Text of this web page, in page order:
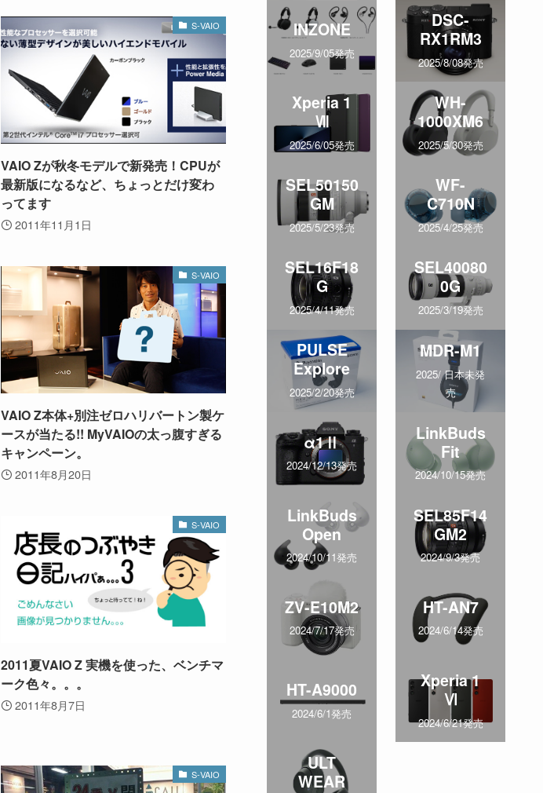
S-VAIO
VAIO Zが秋冬モデルで新発売！CPUが
最新版になるなど、ちょっとだけ変わ
ってます
2011年11月1日
S-VAIO
VAIO Z本体+別注ゼロハリバートン製ケ
ースが当たる!! MyVAIOの太っ腹すぎる
キャンペーン。
2011年8月20日
S-VAIO
2011夏VAIO Z 実機を使った、ベンチマ
ーク色々。。。
2011年8月7日
S-VAIO
INZONE
2025/9/05発売
DSC-
RX1RM3
2025/8/08発売
Xperia 1
Ⅶ
2025/6/05発売
WH-
1000XM6
2025/5/30発売
SEL50150
GM
2025/5/23発売
WF-
C710N
2025/4/25発売
SEL16F18
G
2025/4/11発売
SEL40080
0G
2025/3/19発売
PULSE
Explore
2025/2/20発売
MDR-M1
2025/ 日本未発
売
α1Ⅱ
2024/12/13発売
LinkBuds
Fit
2024/10/15発売
LinkBuds
Open
2024/10/11発売
SEL85F14
GM2
2024/9/3発売
ZV-E10M2
2024/7/17発売
HT-AN7
2024/6/14発売
HT-A9000
2024/6/1発売
Xperia 1
Ⅵ
2024/6/21発売
ULT
WEAR